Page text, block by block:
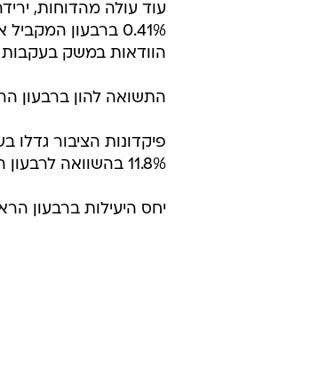
0.41% ברבעון
הוודאות במשק
התשואה להון ברבעון הראשון של 2024 עמדה על 20.2% -
פיקדונות הציבור
11.8% בהשוואה לרבעון המקביל של שנה שעברה, ומתחילת השנה גידול של 4.9%.
יחס היעילות ברבעון הראשון של 2024 עמד על 29%, בהשוואה ל-32.6%